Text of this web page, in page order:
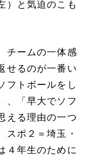
）と気迫のこも
チームの一体感
せるのが一番い
フトボールをし
、「早大でソフ
える理由の一つ
スポ２＝埼玉・
４年生のために